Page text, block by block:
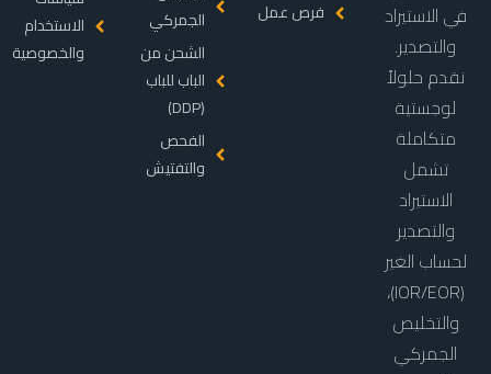
في الاستيراد
والتصدير.
نقدم حلولاً
لوجستية
متكاملة
تشمل
الاستيراد
والتصدير
لحساب الغير
(IOR/EOR)،
والتخليص
الجمركي
فرص عمل
الجمركي
الشحن من
الباب للباب
(DDP)
الفحص
والتفتيش
الاستخدام
والخصوصية